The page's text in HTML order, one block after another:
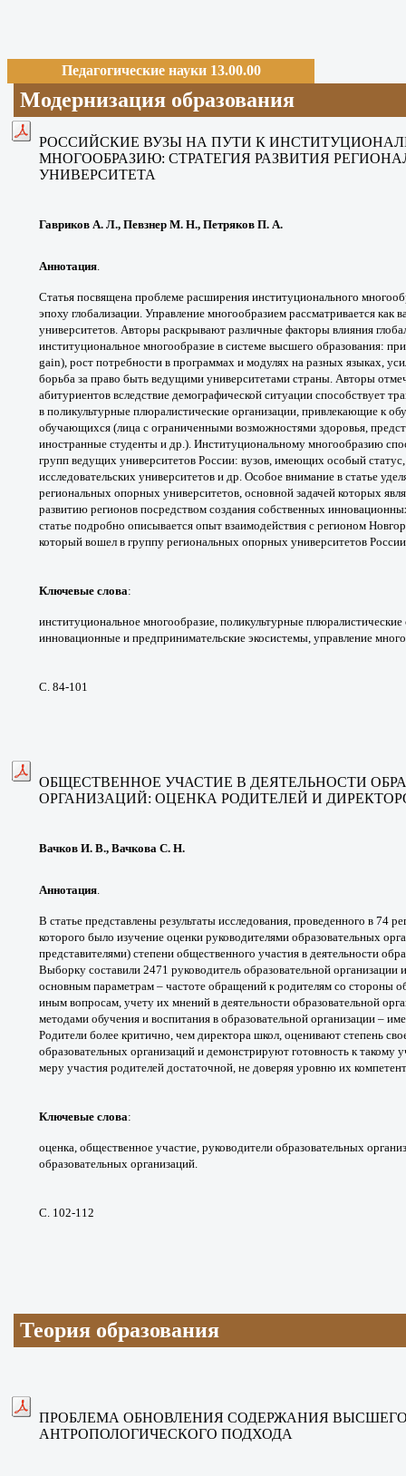
Педагогические науки 13.00.00
Модернизация образования
РОССИЙСКИЕ ВУЗЫ НА ПУТИ К
МНОГООБРАЗИЮ: СТРАТЕГИЯ РАЗВИТИЯ
УНИВЕРСИТЕТА
Гавриков А. Л., Певзнер М. Н., Петряков П. А.
Аннотация.
Статья посвящена проблеме расширения институционального
эпоху глобализации. Управление многообразием рассматривается как
университетов. Авторы раскрывают различные факторы влияния
институциональное многообразие в системе высшего образования:
gain), рост потребности в программах и модулях на разных языках,
борьба за право быть ведущими университетами страны. Авторы
абитуриентов вследствие демографической ситуации способствует
в поликультурные плюралистические организации, привлекающие к
обучающихся (лица с ограниченными возможностями здоровья,
иностранные студенты и др.). Институциональному многообразию
групп ведущих университетов России: вузов, имеющих особый
исследовательских университетов и др. Особое внимание в статье
региональных опорных университетов, основной задачей которых
развитию регионов посредством создания собственных
статье подробно описывается опыт взаимодействия с регионом
который вошел в группу региональных опорных университетов
Ключевые слова:
институциональное многообразие, поликультурные
инновационные и предпринимательские экосистемы, управление
С. 84-101
ОБЩЕСТВЕННОЕ УЧАСТИЕ В ДЕЯТЕЛЬНОСТИ
ОРГАНИЗАЦИЙ: ОЦЕНКА РОДИТЕЛЕЙ И
Вачков И. В., Вачкова С. Н.
Аннотация.
В статье представлены результаты исследования, проведенного в 74
которого было изучение оценки руководителями образовательных
представителями) степени общественного участия в деятельности
Выборку составили 2471 руководитель образовательной организации
основным параметрам – частоте обращений к родителям со стороны
иным вопросам, учету их мнений в деятельности образовательной
методами обучения и воспитания в образовательной организации –
Родители более критично, чем директора школ, оценивают степень
образовательных организаций и демонстрируют готовность ктакому
меру участия родителей достаточной, не доверяя уровню их
Ключевые слова:
оценка, общественное участие, руководители образовательных
образовательных организаций.
С. 102-112
Теория образования
ПРОБЛЕМА ОБНОВЛЕНИЯ СОДЕРЖАНИЯ
АНТРОПОЛОГИЧЕСКОГО ПОДХОДА